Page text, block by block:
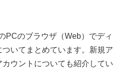
PCのブラウザ（Web）でディ
いてまとめています。新規ア
ウントについても紹介してい